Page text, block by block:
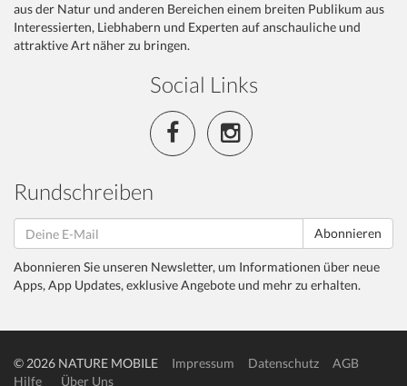
aus der Natur und anderen Bereichen einem breiten Publikum aus
Interessierten, Liebhabern und Experten auf anschauliche und
attraktive Art näher zu bringen.
Social Links
Rundschreiben
Abonnieren
Abonnieren Sie unseren Newsletter, um Informationen über neue
Apps, App Updates, exklusive Angebote und mehr zu erhalten.
© 2026 NATURE MOBILE Impressum Datenschutz
AGB
Hilfe
Über Uns